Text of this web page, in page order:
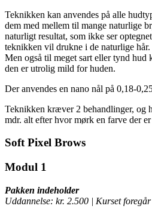
Teknikken kan anvendes på alle
dem med mellem til mange naturlige
naturligt resultat, som ikke ser
teknikken vil drukne i de naturlige hår.
Men også til meget sart eller tynd hud
den er utrolig mild for huden.
Der anvendes en nano nål på 0,18-
Teknikken kræver 2 behandlinger, og
mdr. alt efter hvor mørk en farve der
Soft Pixel Brows
Modul 1
Pakken indeholder
Uddannelse: kr. 2.500 | Kurset